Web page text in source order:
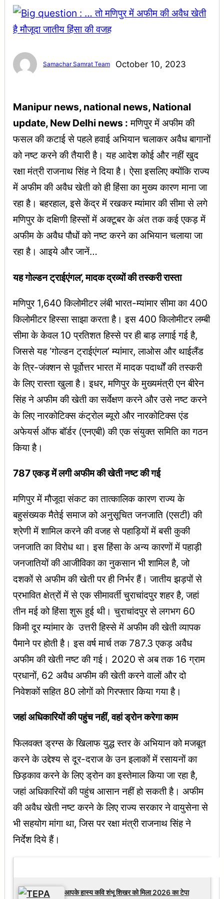
Samachar Samrat Team October 10, 2023
Manipur news, national news, National
update, New Delhi news : मणिपुर में अफीम की
फसल की कटाई से पहले हवाई अभियान चलाकर अवैध बागानों
को नष्ट करने की तैयारी है। यह आदेश कोई और नहीं खुद
रक्षा मंत्री राजनाथ सिंह ने दिया है। ऐसा इसलिए क्योंकि राज्य
में अफीम की अवैध खेती को ही हिंसा का मुख्य कारण माना जा
रहा है। बहरहाल, इसे केंद्र में रखकर म्यांमार की सीमा से लगे
मणिपुर के दक्षिणी हिस्सों में अक्टूबर के अंत तक कई एकड़ में
अफीम के अवैध पौधों को नष्ट करने का अभियान चलाया जा
रहा है। आइये और जानें…
यह गोल्डन ट्राईएंगल’, मादक द्रव्यों की तस्करी रास्ता
मणिपुर 1,640 किलोमीटर लंबी भारत-म्यांमार सीमा का 400
किलोमीटर हिस्सा साझा करता है। इस 400 किलोमीटर लम्बी
सीमा के केवल 10 प्रतिशत हिस्से पर ही बाड़ लगाई गई है,
जिससे यह ‘गोल्डन ट्राईएंगल’ म्यांमार, लाओस और थाईलैंड
के त्रि-जंक्शन से पूर्वोत्तर भारत में मादक पदार्थों की तस्करी
के लिए रास्ता खुला है। इधर, मणिपुर के मुख्यमंत्री एन बीरेन
सिंह ने अफीम की खेती का सर्वेक्षण करने और उसे नष्ट करने
के लिए नारकोटिक्स कंट्रोल ब्यूरो और नारकोटिक्स एंड
अफेयर्स ऑफ बॉर्डर (एनएबी) की एक संयुक्त समिति का गठन
किया है।
787 एकड़ में लगी अफीम की खेती नष्ट की गई
मणिपुर में मौजूदा संकट का तात्कालिक कारण राज्य के
बहुसंख्यक मैतेई समाज को अनुसूचित जनजाति (एसटी) की
श्रेणी में शामिल करने की वजह से पहाड़ियों में बसी कुकी
जनजाति का विरोध था। इस हिंसा के अन्य कारणों में पहाड़ी
जनजातियों की आजीविका का नुकसान भी शामिल है, जो
दशकों से अफीम की खेती पर ही निर्भर हैं। जातीय झड़पों से
प्रभावित क्षेत्रों में से एक सीमावर्ती चुराचांदपुर शहर है, जहां
तीन मई को हिंसा शुरू हुई थी। चुराचांदपुर से लगभग 60
किमी दूर म्यांमार के उत्तरी हिस्से में अफीम की खेती व्यापक
पैमाने पर होती है। इस वर्ष मार्च तक 787.3 एकड़ अवैध
अफीम की खेती नष्ट की गई। 2020 से अब तक 16 ग्राम
प्रधानों, 62 अवैध अफीम की खेती करने वालों और दो
निवेशकों सहित 80 लोगों को गिरफ्तार किया गया है।
जहां अधिकारियों की पहुंच नहीं, वहां ड्रोन करेगा काम
फिलवक्त ड्रग्स के खिलाफ युद्ध स्तर के अभियान को मजबूत
करने के उद्देश्य से दूर-दराज के उन इलाकों में रसायनों का
छिड़काव करने के लिए ड्रोन का इस्तेमाल किया जा रहा है,
जहां अधिकारियों की पहुंच आसान नहीं हो सकती है। अफीम
की अवैध खेती नष्ट करने के लिए राज्य सरकार ने वायुसेना से
भी सहयोग मांगा था, जिस पर रक्षा मंत्री राजनाथ सिंह ने
निर्देश दिये हैं।
आपके हास्य कवि शंभू शिखर को मिला 2026 का टेपा